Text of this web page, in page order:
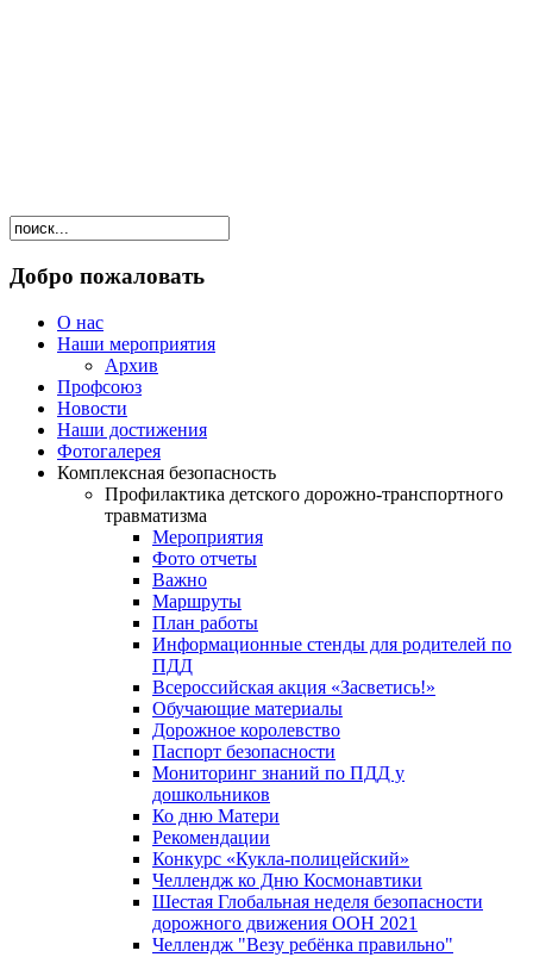
Добро пожаловать
О нас
Наши мероприятия
Архив
Профсоюз
Новости
Наши достижения
Фотогалерея
Комплексная безопасность
Профилактика детского дорожно-транспортного
травматизма
Мероприятия
Фото отчеты
Важно
Маршруты
План работы
Информационные стенды для родителей по
ПДД
Всероссийская акция «Засветись!»
Обучающие материалы
Дорожное королевство
Паспорт безопасности
Мониторинг знаний по ПДД у
дошкольников
Ко дню Матери
Рекомендации
Конкурс «Кукла-полицейский»
Челлендж ко Дню Космонавтики
Шестая Глобальная неделя безопасности
дорожного движения ООН 2021
Челлендж "Везу ребёнка правильно"